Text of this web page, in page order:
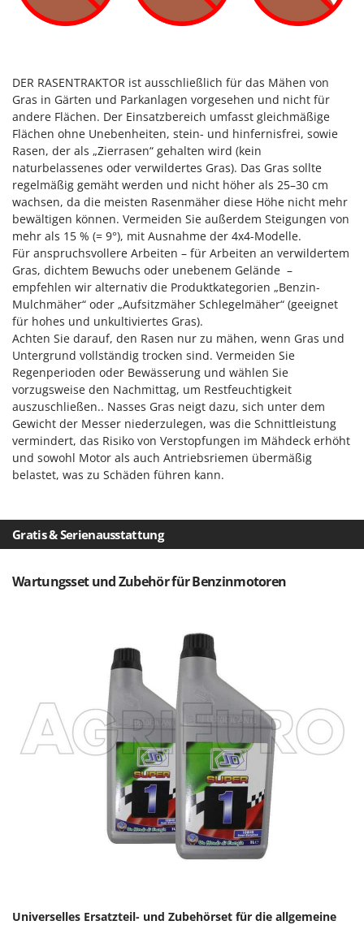
Spiralmac
Stanley
Stiga
Stocker
Sunseeker
T
Tecla
TecnoGen
Tellarini Pompe
Telwin
Tenco
Tineco
Titania
Tornado
Tre Spade
Trev - Abrek - TecnoVIR
Trotec
Troy-Bilt
U
Udor
Unger
V
Verdemax
Weber
WIDU
Wiper EcoRobot
DER RASENTRAKTOR ist ausschließlich für das Mähen von
Gras in Gärten und Parkanlagen vorgesehen und nicht für
andere Flächen. Der Einsatzbereich umfasst gleichmäßige
Flächen ohne Unebenheiten, stein- und hinfernisfrei, sowie
Rasen, der als „Zierrasen“ gehalten wird (kein
naturbelassenes oder verwildertes Gras). Das Gras sollte
regelmäßig gemäht werden und nicht höher als 25–30 cm
wachsen, da die meisten Rasenmäher diese Höhe nicht mehr
bewältigen können. Vermeiden Sie außerdem Steigungen von
mehr als 15 % (= 9°), mit Ausnahme der 4x4-Modelle.
Für anspruchsvollere Arbeiten – für Arbeiten an verwildertem
Gras, dichtem Bewuchs oder unebenem Gelände –
empfehlen wir alternativ die Produktkategorien „Benzin-
Mulchmäher“ oder „Aufsitzmäher Schlegelmäher“ (geeignet
für hohes und unkultiviertes Gras).
Achten Sie darauf, den Rasen nur zu mähen, wenn Gras und
Untergrund vollständig trocken sind. Vermeiden Sie
Regenperioden oder Bewässerung und wählen Sie
vorzugsweise den Nachmittag, um Restfeuchtigkeit
auszuschließen.. Nasses Gras neigt dazu, sich unter dem
Gewicht der Messer niederzulegen, was die Schnittleistung
vermindert, das Risiko von Verstopfungen im Mähdeck erhöht
und sowohl Motor als auch Antriebsriemen übermäßig
belastet, was zu Schäden führen kann.
Gratis & Serienausstattung
Wartungsset und Zubehör für Benzinmotoren
Universelles Ersatzteil- und Zubehörset für die allgemeine